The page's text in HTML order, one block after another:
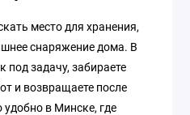
место для хранения,
снаряжение дома. В
под задачу, забираете
и возвращаете после
удобно в Минске, где